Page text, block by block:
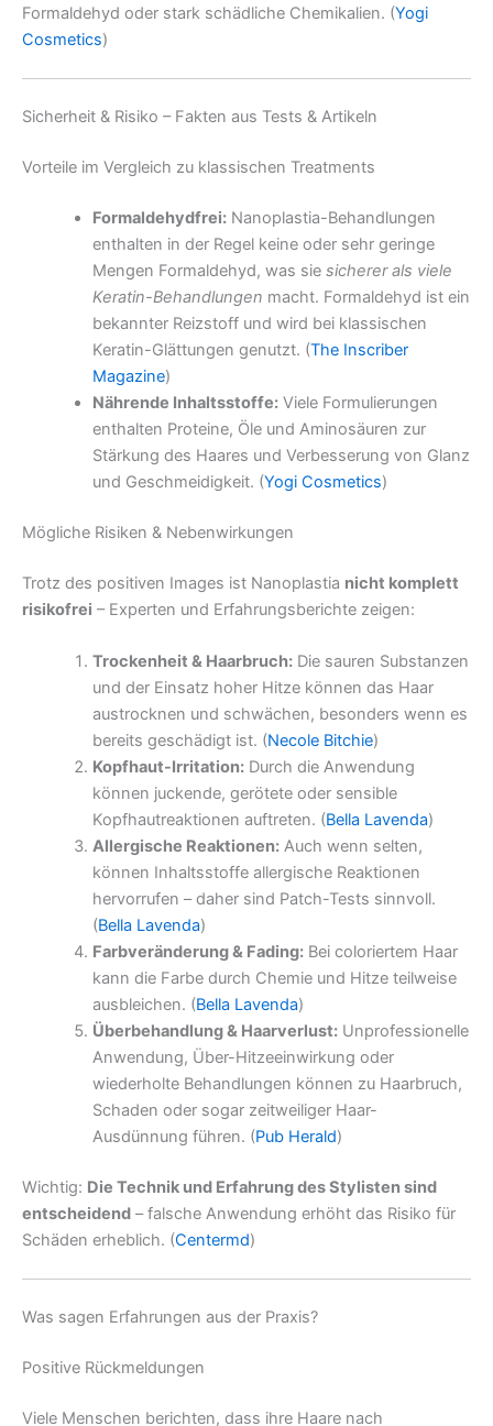
Formaldehyd oder stark schädliche Chemikalien. (Yogi
Cosmetics)
Sicherheit & Risiko – Fakten aus Tests & Artikeln
Vorteile im Vergleich zu klassischen Treatments
Formaldehydfrei:Nanoplastia-Behandlungen
enthalten in der Regel keine oder sehr geringe
Mengen Formaldehyd, was sie sicherer als viele
Keratin-Behandlungen macht. Formaldehyd ist ein
bekannter Reizstoff und wird bei klassischen
Keratin-Glättungen genutzt. (The Inscriber
Magazine)
Nährende Inhaltsstoffe:Viele Formulierungen
enthalten Proteine, Öle und Aminosäuren zur
Stärkung des Haares und Verbesserung von Glanz
und Geschmeidigkeit. (Yogi Cosmetics)
Mögliche Risiken & Nebenwirkungen
Trotz des positiven Images ist Nanoplastia nicht komplett
risikofrei – Experten und Erfahrungsberichte zeigen:
Trockenheit & Haarbruch:Die sauren Substanzen
und der Einsatz hoher Hitze können das Haar
austrocknen und schwächen, besonders wenn es
bereits geschädigt ist. (Necole Bitchie)
Kopfhaut-Irritation:Durch die Anwendung
können juckende, gerötete oder sensible
Kopfhautreaktionen auftreten. (Bella Lavenda)
Allergische Reaktionen:Auch wenn selten,
können Inhaltsstoffe allergische Reaktionen
hervorrufen – daher sind Patch-Tests sinnvoll.
(Bella Lavenda)
Farbveränderung & Fading:Bei coloriertem Haar
kann die Farbe durch Chemie und Hitze teilweise
ausbleichen. (Bella Lavenda)
Überbehandlung & Haarverlust:Unprofessionelle
Anwendung, Über-Hitzeeinwirkung oder
wiederholte Behandlungen können zu Haarbruch,
Schaden oder sogar zeitweiliger Haar-
Ausdünnung führen. (Pub Herald)
Wichtig: Die Technik und Erfahrung des Stylisten sind
entscheidend – falsche Anwendung erhöht das Risiko für
Schäden erheblich. (Centermd)
Was sagen Erfahrungen aus der Praxis?
Positive Rückmeldungen
Viele Menschen berichten, dass ihre Haare nach